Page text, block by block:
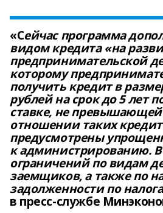
«Сейчас программа
видом кредита «на
предпринимательской
которому
получить кредит в
рублей на срок до 5 лет
ставке, не превышающей
отношении таких
предусмотрены
к администрированию. В
ограничений по видам
заемщиков, а также по
задолженности по
в пресс-службе